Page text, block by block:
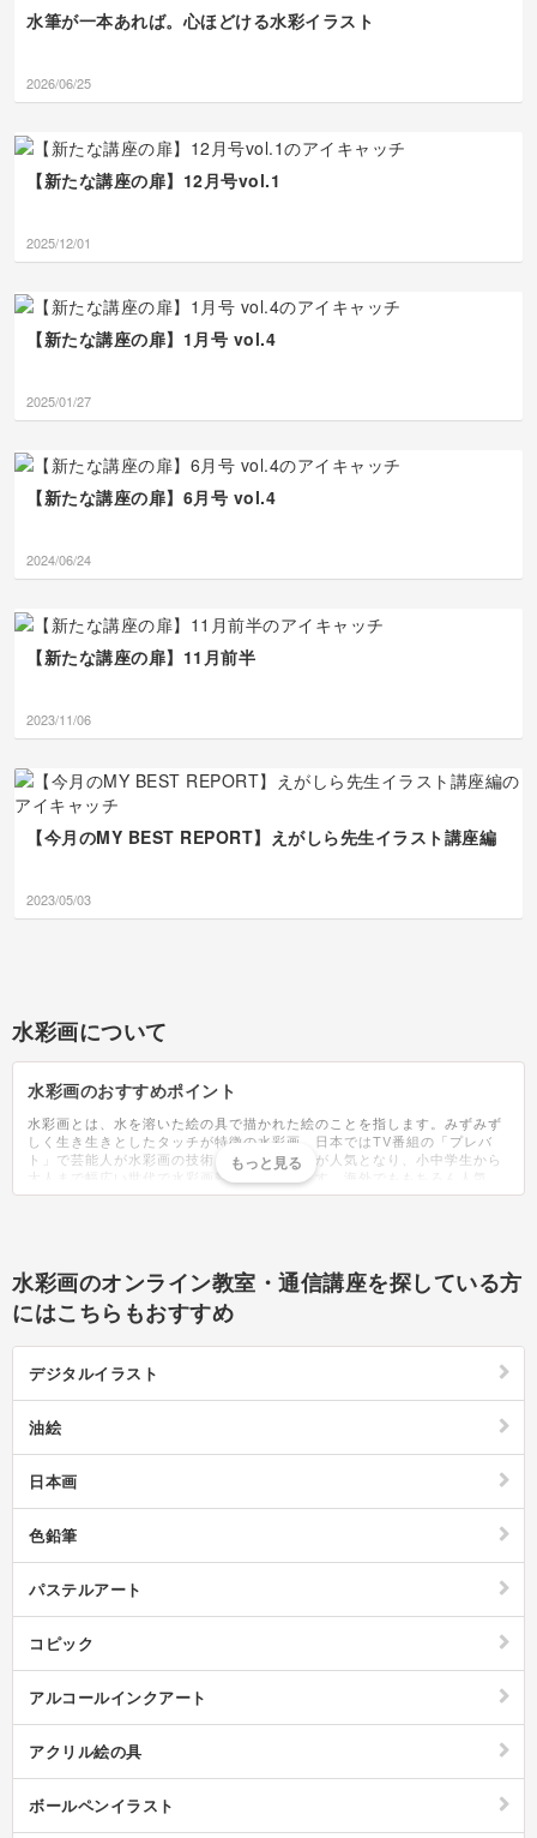
水筆が一本あれば。心ほどける水彩イラスト
2026/06/25
【新たな講座の扉】12月号vol.1
2025/12/01
【新たな講座の扉】1月号 vol.4
2025/01/27
【新たな講座の扉】6月号 vol.4
2024/06/24
【新たな講座の扉】11月前半
2023/11/06
【今月のMY BEST REPORT】えがしら先生イラスト講座編
2023/05/03
水彩画について
水彩画のおすすめポイント
水彩画とは、水を溶いた絵の具で描かれた絵のことを指します。みずみず
しく生き生きとしたタッチが特徴の水彩画。日本ではTV番組の「プレバ
ト」で芸能人が水彩画の技術を競うコーナーが人気となり、小中学生から
大人まで幅広い世代で水彩画熱が増しています。海外でももちろん人気
で、水彩画を主流としているイラストレーターは国内問わず数多く存在し
無いからできない...と感じている方でも大丈夫。水彩画はアート初心者で
も気軽に始めやすく、コツを掴めばどんどん上達することができます。形
を捉えるのが苦手な方は塗り絵から始めても良いでしょう。水彩画で必要
出せる道具もあるため手頃に楽しむことができます。ポピュラーなモチー
ます。夜空はグラデーションのやり方にポイントがあったり、女の子は髪
習うときには教室などに通ったり、入門書などの本を買ったりなどの方法
レッスンで学ぶのも一つの手です。水彩画の画材を買い集めるのが面倒で
きになるでしょう。出来上がった水彩作品はスキャンして待ち受けにすれ
水彩画のオンライン教室・通信講座を探している方
にはこちらもおすすめ
デジタルイラスト
油絵
日本画
色鉛筆
パステルアート
コピック
アルコールインクアート
アクリル絵の具
ボールペンイラスト